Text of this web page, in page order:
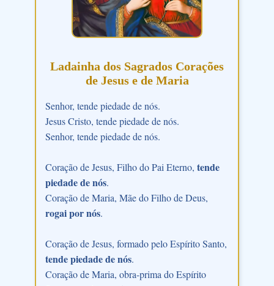
Ladainha dos Sagrados Corações
de Jesus e de Maria
Senhor, tende piedade de nós.
Jesus Cristo, tende piedade de nós.
Senhor, tende piedade de nós.
Coração de Jesus, Filho do Pai Eterno, tende
piedade de nós.
Coração de Maria, Mãe do Filho de Deus,
rogai por nós.
Coração de Jesus, formado pelo Espírito Santo,
tende piedade de nós.
Coração de Maria, obra-prima do Espírito